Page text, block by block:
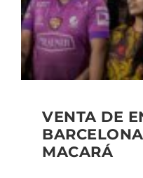
VENTA DE
MACARÁ